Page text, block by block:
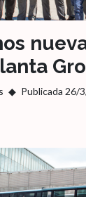
Publicada 26/